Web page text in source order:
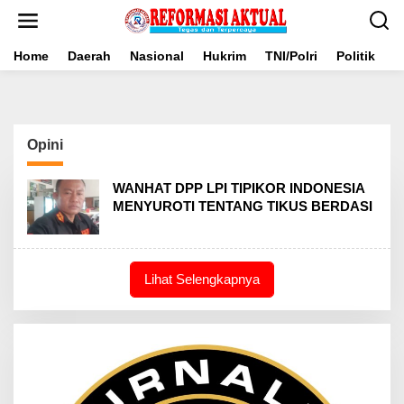
Home Daerah Nasional Hukrim TNI/Polri Politik
Opini
WANHAT DPP LPI TIPIKOR INDONESIA
MENYUROTI TENTANG TIKUS BERDASI
Lihat Selengkapnya